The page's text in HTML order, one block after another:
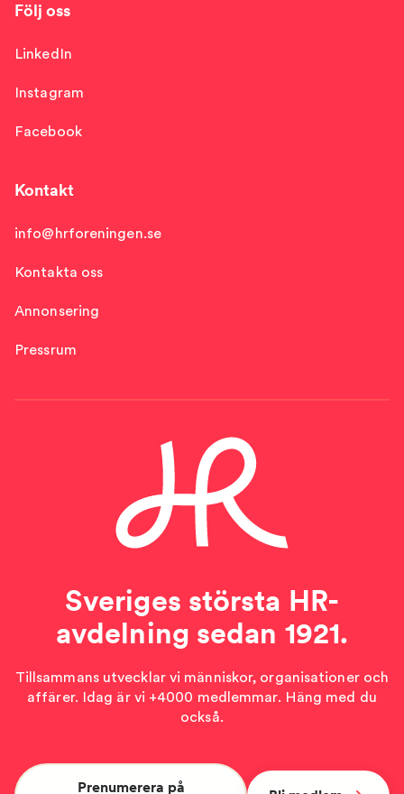
Följ oss
LinkedIn
Instagram
Facebook
Kontakt
info@hrforeningen.se
Kontakta oss
Annonsering
Pressrum
Sveriges största HR-
avdelning sedan 1921.
Tillsammans utvecklar vi människor, organisationer och
affärer. Idag är vi +4000 medlemmar. Häng med du
också.
Prenumerera på